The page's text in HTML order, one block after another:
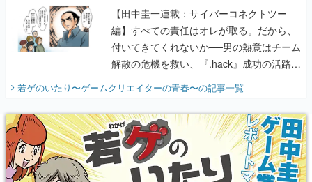
【田中圭一連載：サイバーコネクトツー
編】すべての責任はオレが取る。だから、
付いてきてくれないか──男の熱意はチーム
解散の危機を救い、『.hack』成功の活路を
開く。業界の快男児・松山 洋に流れる血は
『少年ジャンプ』色だった【若ゲのいた
り】
若ゲのいたり〜ゲームクリエイターの青春〜の記事一覧